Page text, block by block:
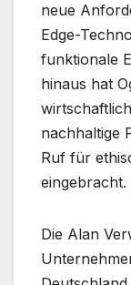
neue
Edge-
funktionale
hinaus hat
nachhaltige
Ruf für
eingebracht.
Die Alan